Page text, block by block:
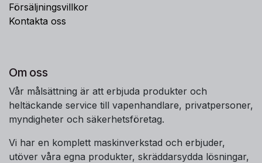
Försäljningsvillkor
Kontakta oss
Om oss
Vår målsättning är att erbjuda produkter och
heltäckande service till vapenhandlare, privatpersoner,
myndigheter och säkerhetsföretag.
Vi har en komplett maskinverkstad och erbjuder,
utöver våra egna produkter, skräddarsydda lösningar,